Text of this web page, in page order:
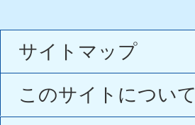
サイトマップ
このサイトについて